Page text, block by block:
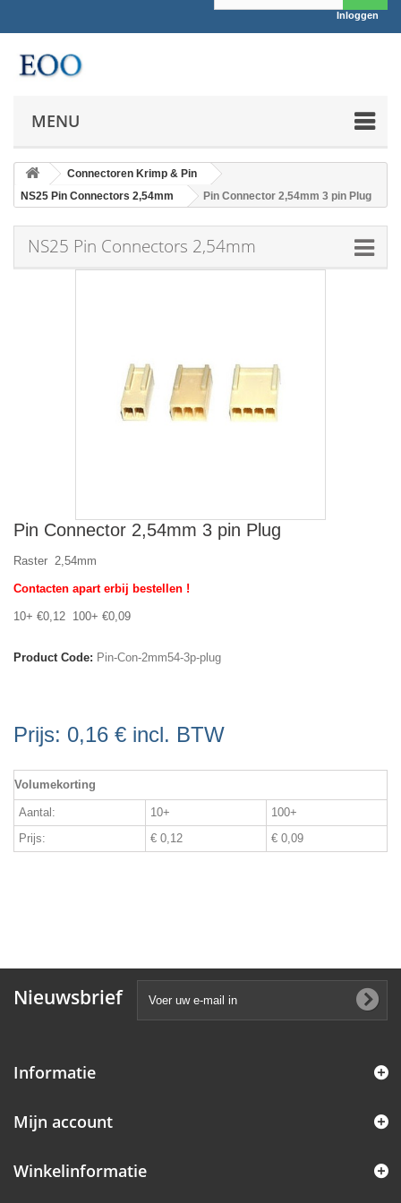
Inloggen
MENU
Connectoren Krimp & Pin
NS25 Pin Connectors 2,54mm
Pin Connector 2,54mm 3 pin Plug
NS25 Pin Connectors 2,54mm
Pin Connector 2,54mm 3 pin Plug
Raster 2,54mm
Contacten apart erbij bestellen !
10+ €0,12 100+ €0,09
Product Code: Pin-Con-2mm54-3p-plug
Prijs: 0,16 € incl. BTW
Volumekorting
Aantal: 10+
100+
Prijs:
€ 0,12 € 0,09
Nieuwsbrief
Informatie
Mijn account
Winkelinformatie